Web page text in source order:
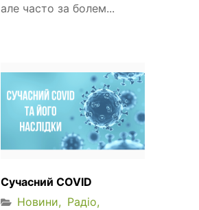
але часто за болем...
Сучасний COVID
Новини
Радіо